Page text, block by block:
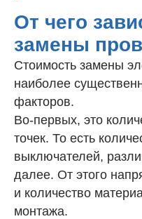
От чего
замены
Стоимость замены
наиболее
факторов.
Во-первых, это
точек. То есть
выключателей,
далее. От этого
и количество
монтажа.